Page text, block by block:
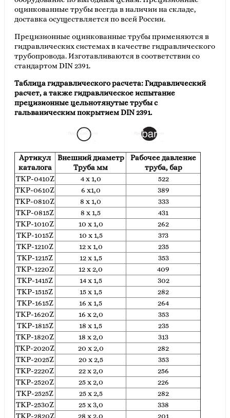
оцинкованные трубы всегда в наличии на складе,
доставка осуществляется по всей России.
Прецизионные оцинкованные трубы применяются в
гидравлических системах в качестве гидравлического
трубопровода. Изготавливаются в соответствии со
стандартом DIN 2391.
Таблица гидравлического расчета: Гидравлический
расчет, а также гидравлическое испытание
прецизионные цельнотянутые трубы с
гальваническим покрытием DIN 2391.
Артикул
каталога
Внешний диаметр
Труба мм
Рабочее давление
труба, бар
TKP-0410Z
4 x 1,0
522
TKP-0610Z
6 x1,0
389
TKP-0810Z
8 x 1,0
333
TKP-0815Z
8 x 1,5
431
TKP-1010Z
10 x 1,0
262
TKP-1015Z
10 x 1,5
373
TKP-1210Z
12 x 1,0
235
TKP-1215Z
12 x 1,5
353
TKP-1220Z
12 x 2,0
409
TKP-1415Z
14 x 1,5
302
TKP-1515Z
15 x 1,5
282
TKP-1615Z
16 x 1,5
264
TKP-1620Z
16 x 2,0
353
TKP-1815Z
18 x 1,5
235
TKP-1820Z
18 x 2,0
313
TKP-2020Z
20 x 2,0
282
TKP-2025Z
20 x 2,5
353
TKP-2220Z
22 x 2,0
256
TKP-2520Z
25 x 2,0
226
TKP-2525Z
25 x 2,5
282
TKP-2530Z
25 x 3,0
338
TKP-2820Z
28 x 2,0
201